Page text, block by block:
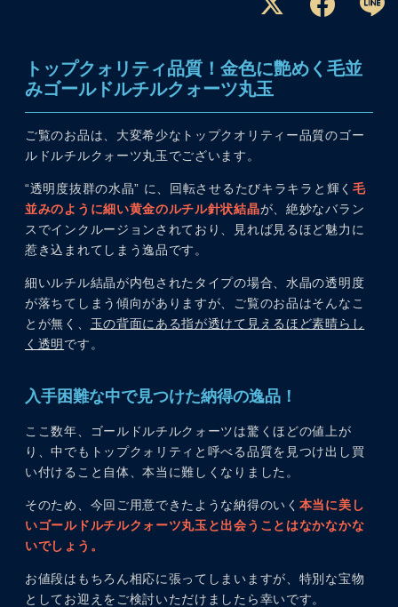
トップクォリティ品質！金色に艶めく毛並
みゴールドルチルクォーツ丸玉
ご覧のお品は、大変希少なトップクオリティー品質のゴー
ルドルチルクォーツ丸玉でございます。
“透明度抜群の水晶” に、回転させるたびキラキラと輝く 毛
並みのように細い黄金のルチル針状結晶が、絶妙なバラン
スでインクルージョンされており、見れば見るほど魅力に
惹き込まれてしまう逸品です。
細いルチル結晶が内包されたタイプの場合、水晶の透明度
が落ちてしまう傾向がありますが、ご覧のお品はそんなこ
とが無く、 玉の背面にある指が透けて見えるほど素晴らし
く透明 です。
入手困難な中で見つけた納得の逸品！
ここ数年、ゴールドルチルクォーツは驚くほどの値上が
り、中でもトップクォリティと呼べる品質を見つけ出し買
い付けること自体、本当に難しくなりました。
そのため、今回ご用意できたような納得のいく 本当に美し
いゴールドルチルクォーツ丸玉と出会うことはなかなかな
いでしょう。
お値段はもちろん相応に張ってしまいますが、特別な宝物
としてお迎えをご検討いただけましたら幸いです。